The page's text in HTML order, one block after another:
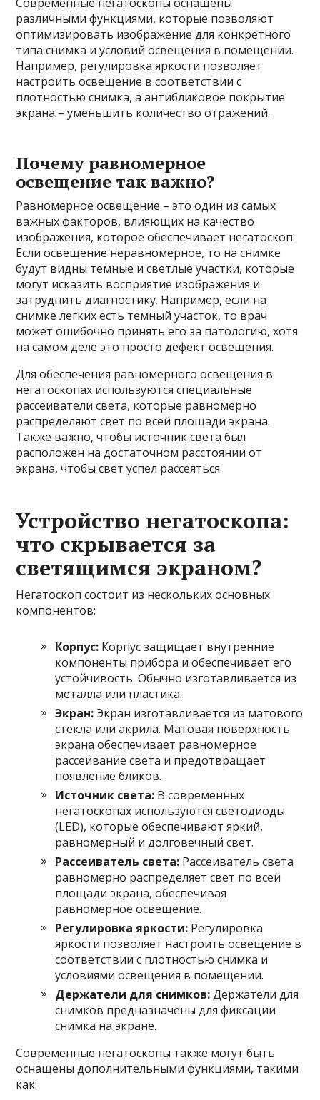
различными функциями, которые позволяют
оптимизировать изображение для конкретного
типа снимка и условий освещения в помещении.
Например, регулировка яркости позволяет
настроить освещение в соответствии с
плотностью снимка, а антибликовое покрытие
экрана – уменьшить количество отражений.
Почему равномерное
освещение так важно?
Равномерное освещение – это один из самых
важных факторов, влияющих на качество
изображения, которое обеспечивает негатоскоп.
Если освещение неравномерное, то на снимке
будут видны темные и светлые участки, которые
могут исказить восприятие изображения и
затруднить диагностику. Например, если на
снимке легких есть темный участок, то врач
может ошибочно принять его за патологию, хотя
на самом деле это просто дефект освещения.
Для обеспечения равномерного освещения в
негатоскопах используются специальные
рассеиватели света, которые равномерно
распределяют свет по всей площади экрана.
Также важно, чтобы источник света был
расположен на достаточном расстоянии от
экрана, чтобы свет успел рассеяться.
Устройство негатоскопа:
что скрывается за
светящимся экраном?
Негатоскоп состоит из нескольких основных
компонентов:
Корпус: Корпус защищает внутренние
компоненты прибора и обеспечивает его
устойчивость. Обычно изготавливается из
металла или пластика.
Экран:Экран изготавливается из матового
стекла или акрила. Матовая поверхность
экрана обеспечивает равномерное
рассеивание света и предотвращает
появление бликов.
Источник света: В современных
негатоскопах используются светодиоды
(LED), которые обеспечивают яркий,
равномерный и долговечный свет.
Рассеиватель света: Рассеиватель света
равномерно распределяет свет по всей
площади экрана, обеспечивая
равномерное освещение.
Регулировка яркости: Регулировка
яркости позволяет настроить освещение в
соответствии с плотностью снимка и
условиями освещения в помещении.
Держатели для снимков:Держатели для
снимков предназначены для фиксации
снимка на экране.
Современные негатоскопы также могут быть
оснащены дополнительными функциями, такими
как: